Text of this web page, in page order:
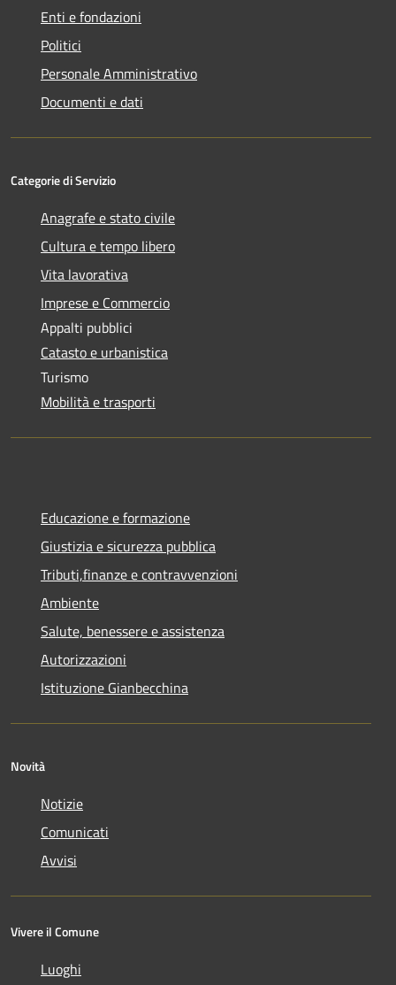
Enti e fondazioni
Politici
Personale Amministrativo
Documenti e dati
Categorie di Servizio
Anagrafe e stato civile
Cultura e tempo libero
Vita lavorativa
Imprese e Commercio
Appalti pubblici
Catasto e urbanistica
Turismo
Mobilità e trasporti
Educazione e formazione
Giustizia e sicurezza pubblica
Tributi,finanze e contravvenzioni
Ambiente
Salute, benessere e assistenza
Autorizzazioni
Istituzione Gianbecchina
Novità
Notizie
Comunicati
Avvisi
Vivere il Comune
Luoghi